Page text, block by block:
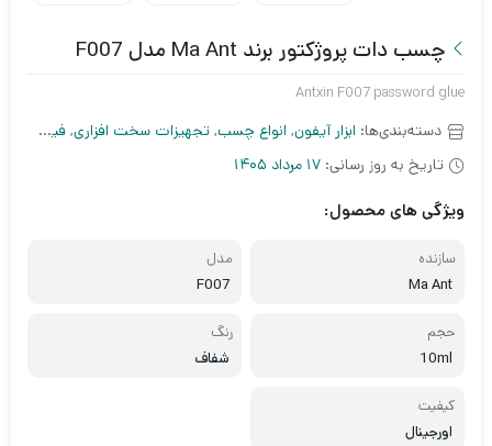
چسب دات پروژکتور برند Ma Ant مدل F007
Antxin F007 password glue
دسته‌بندی‌ها: ابزار آیفون, انواع چسب, تجهیزات سخت افزاری, فیکسچر فیس آیدی و فینگر
تاریخ به روز رسانی: 17 مرداد 1405
ویژگی های محصول:
سازنده
Ma Ant
مدل
F007
حجم
10ml
رنگ
َشفاف
کیفیت
اورجینال